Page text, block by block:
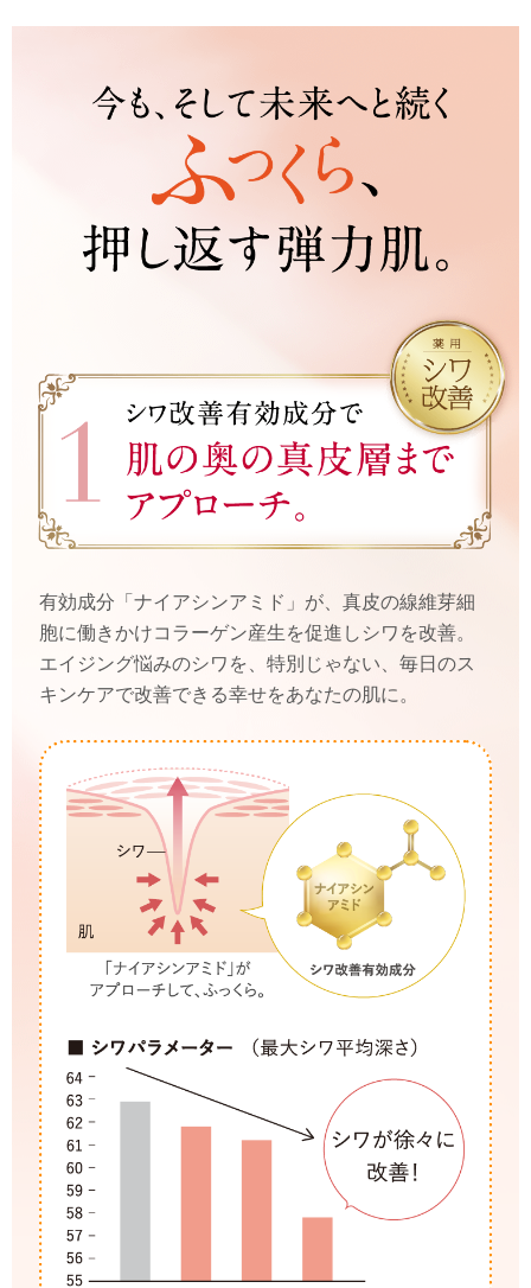
有効成分「ナイアシンアミド」が、真皮の線維芽細
胞に働きかけコラーゲン産生を促進しシワを改善。
エイジング悩みのシワを、特別じゃない、毎日のス
キンケアで改善できる幸せをあなたの肌に。